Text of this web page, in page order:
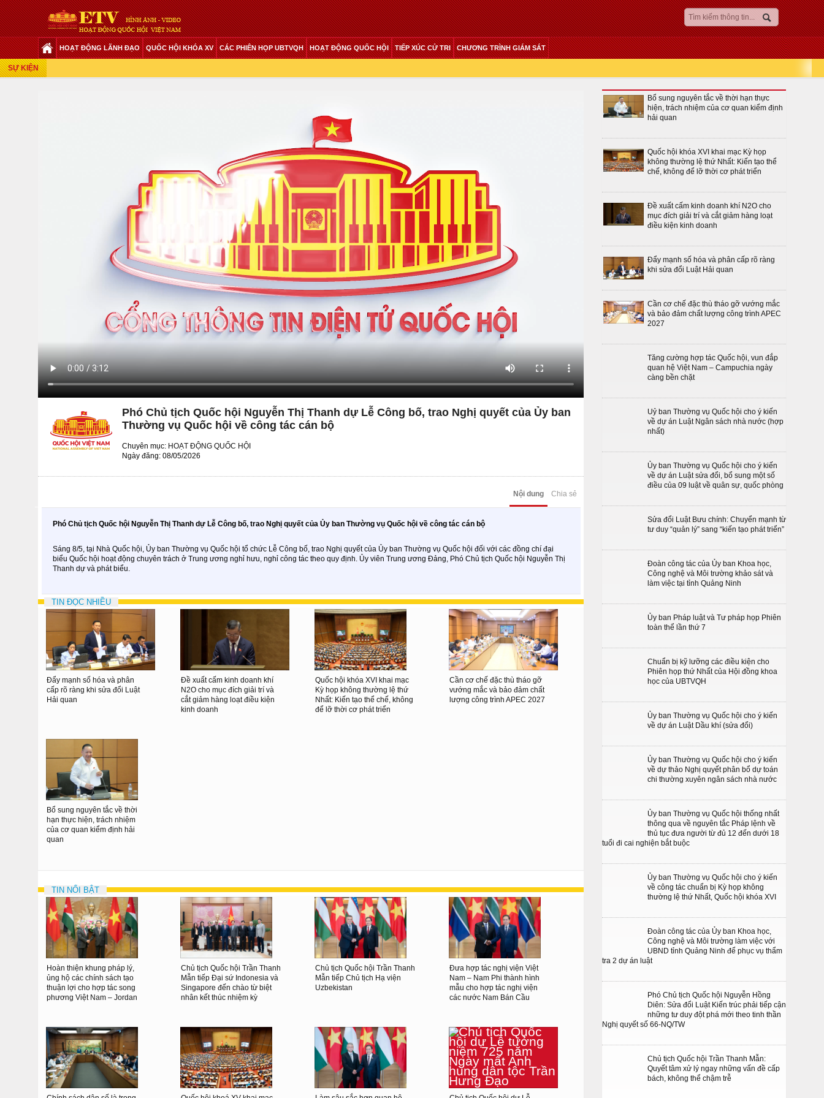
HOẠT ĐỘNG LÃNH ĐẠO QUỐC HỘI KHÓA XV CÁC PHIÊN HỌP UBTVQH HOẠT ĐỘNG QUỐC HỘI TIẾP XÚC CỬ TRI CHƯƠNG TRÌNH GIÁM SÁT
SỰ KIỆN
Phó Chủ tịch Quốc hội Nguyễn Thị Thanh dự Lễ Công bố, trao Nghị quyết của Ủy ban
Thường vụ Quốc hội về công tác cán bộ
Chuyên mục: HOẠT ĐỘNG QUỐC HỘI
Ngày đăng: 08/05/2026
Chia sẻ
Nội dung
Phó Chủ tịch Quốc hội Nguyễn Thị Thanh dự Lễ Công bố, trao Nghị quyết của Ủy ban Thường vụ Quốc hội về công tác cán bộ
Sáng 8/5, tại Nhà Quốc hội, Ủy ban Thường vụ Quốc hội tổ chức Lễ Công bố, trao Nghị quyết của Ủy ban Thường vụ Quốc hội đối với các đồng chí đại
biểu Quốc hội hoạt động chuyên trách ở Trung ương nghỉ hưu, nghỉ công tác theo quy định. Ủy viên Trung ương Đảng, Phó Chủ tịch Quốc hội Nguyễn Thị
Thanh dự và phát biểu.
TIN ĐỌC NHIỀU
Đẩy mạnh số hóa và phân
cấp rõ ràng khi sửa đổi Luật
Hải quan
Đề xuất cấm kinh doanh khí
N2O cho mục đích giải trí và
cắt giảm hàng loạt điều kiện
kinh doanh
Quốc hội khóa XVI khai mạc
Kỳ họp không thường lệ thứ
Nhất: Kiến tạo thể chế, không
để lỡ thời cơ phát triển
Cần cơ chế đặc thù tháo gỡ
vướng mắc và bảo đảm chất
lượng công trình APEC 2027
Bổ sung nguyên tắc về thời
hạn thực hiện, trách nhiệm
của cơ quan kiểm định hải
quan
TIN NỔI BẬT
Hoàn thiện khung pháp lý,
ủng hộ các chính sách tạo
thuận lợi cho hợp tác song
phương Việt Nam – Jordan
Chủ tịch Quốc hội Trần Thanh
Mẫn tiếp Đại sứ Indonesia và
Singapore đến chào từ biệt
nhân kết thúc nhiệm kỳ
Chủ tịch Quốc hội Trần Thanh
Mẫn tiếp Chủ tịch Hạ viện
Uzbekistan
Đưa hợp tác nghị viện Việt
Nam – Nam Phi thành hình
mẫu cho hợp tác nghị viện
các nước Nam Bán Cầu
Bổ sung nguyên tắc về thời hạn thực
hiện, trách nhiệm của cơ quan kiểm định
hải quan
Quốc hội khóa XVI khai mạc Kỳ họp
không thường lệ thứ Nhất: Kiến tạo thể
chế, không để lỡ thời cơ phát triển
Đề xuất cấm kinh doanh khí N2O cho
mục đích giải trí và cắt giảm hàng loạt
điều kiện kinh doanh
Đẩy mạnh số hóa và phân cấp rõ ràng
khi sửa đổi Luật Hải quan
Cần cơ chế đặc thù tháo gỡ vướng mắc
và bảo đảm chất lượng công trình APEC
2027
Tăng cường hợp tác Quốc hội, vun đắp
quan hệ Việt Nam – Campuchia ngày
càng bền chặt
Uỷ ban Thường vụ Quốc hội cho ý kiến
về dự án Luật Ngân sách nhà nước (hợp
nhất)
Ủy ban Thường vụ Quốc hội cho ý kiến
về dự án Luật sửa đổi, bổ sung một số
điều của 09 luật về quân sự, quốc phòng
Sửa đổi Luật Bưu chính: Chuyển mạnh từ
tư duy “quản lý” sang “kiến tạo phát triển”
Đoàn công tác của Ủy ban Khoa học,
Công nghệ và Môi trường khảo sát và
làm việc tại tỉnh Quảng Ninh
Ủy ban Pháp luật và Tư pháp họp Phiên
toàn thể lần thứ 7
Chuẩn bị kỹ lưỡng các điều kiện cho
Phiên họp thứ Nhất của Hội đồng khoa
học của UBTVQH
Ủy ban Thường vụ Quốc hội cho ý kiến
về dự án Luật Dầu khí (sửa đổi)
Ủy ban Thường vụ Quốc hội cho ý kiến
về dự thảo Nghị quyết phân bổ dự toán
chi thường xuyên ngân sách nhà nước
Ủy ban Thường vụ Quốc hội thống nhất
thông qua về nguyên tắc Pháp lệnh về
thủ tục đưa người từ đủ 12 đến dưới 18
tuổi đi cai nghiện bắt buộc
Ủy ban Thường vụ Quốc hội cho ý kiến
về công tác chuẩn bị Kỳ họp không
thường lệ thứ Nhất, Quốc hội khóa XVI
Đoàn công tác của Ủy ban Khoa học,
Công nghệ và Môi trường làm việc với
UBND tỉnh Quảng Ninh để phục vụ thẩm
tra 2 dự án luật
Phó Chủ tịch Quốc hội Nguyễn Hồng
Diên: Sửa đổi Luật Kiến trúc phải tiếp cận
những tư duy đột phá mới theo tinh thần
Nghị quyết số 66-NQ/TW
Chủ tịch Quốc hội Trần Thanh Mẫn:
Quyết tâm xử lý ngay những vấn đề cấp
bách, không thể chậm trễ